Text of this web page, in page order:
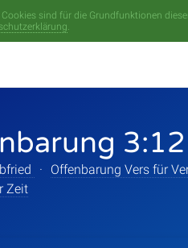
sind für die Grundfunktionen
.
3:12
· Offenbarung Vers für
Zeit